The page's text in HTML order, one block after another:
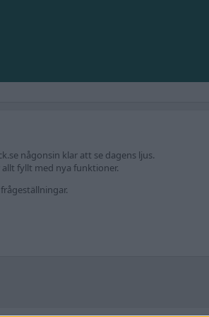
någonsin klar att se dagens ljus.
fyllt med nya funktioner.